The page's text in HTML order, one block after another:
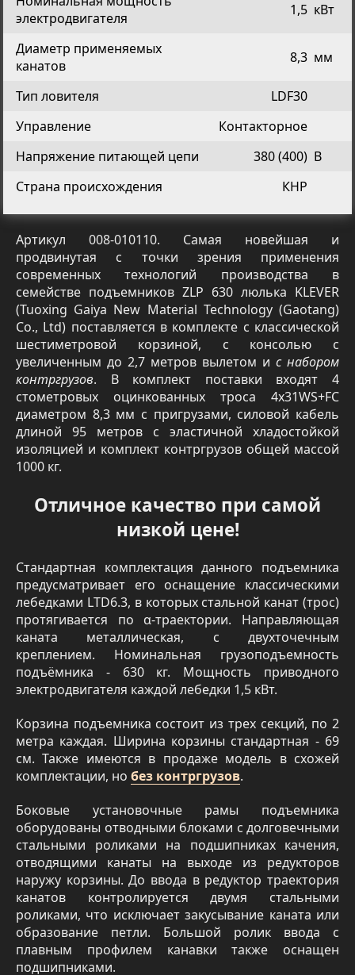
электродвигателя
1,5 кВт
Диаметр применяемых
канатов
8,3 мм
Тип ловителя
LDF30
Управление
Контакторное
Напряжение питающей цепи
380 (400) В
Страна происхождения
КНР
Артикул 008-010110. Самая новейшая и
продвинутая с точки зрения применения
современных технологий производства в
семействе подъемников ZLP 630 люлька KLEVER
(Tuoxing Gaiya New Material Technology (Gaotang)
Co., Ltd) поставляется в комплекте с классической
шестиметровой корзиной, с консолью с
увеличенным до 2,7 метров вылетом и с набором
контргрузов. В комплект поставки входят 4
стометровых оцинкованных троса 4х31WS+FC
диаметром 8,3 мм с пригрузами, силовой кабель
длиной 95 метров с эластичной хладостойкой
изоляцией и комплект контргрузов общей массой
1000 кг.
Отличное качество при самой
низкой цене!
Стандартная комплектация данного подъемника
предусматривает его оснащение классическими
лебедками LTD6.3, в которых стальной канат (трос)
протягивается по α-траектории. Направляющая
каната металлическая, с двухточечным
креплением. Номинальная грузоподъемность
подъёмника - 630 кг. Мощность приводного
электродвигателя каждой лебедки 1,5 кВт.
Корзина подъемника состоит из трех секций, по 2
метра каждая. Ширина корзины стандартная - 69
см. Также имеются в продаже модель в схожей
комплектации, но без контргрузов.
Боковые установочные рамы подъемника
оборудованы отводными блоками с долговечными
стальными роликами на подшипниках качения,
отводящими канаты на выходе из редукторов
наружу корзины. До ввода в редуктор траектория
канатов контролируется двумя стальными
роликами, что исключает закусывание каната или
образование петли. Большой ролик ввода с
плавным профилем канавки также оснащен
подшипниками.